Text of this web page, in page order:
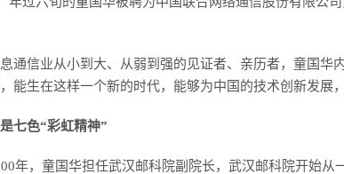
通信业从小到大、从弱到强的见证者、亲历者，童国华
能生在这样一个新的时代，能够为中国的技术创新发展
七色“彩虹精神”
年，童国华担任武汉邮科院副院长，武汉邮科院开始从